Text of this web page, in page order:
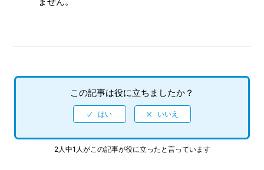
【PS5/龍が如く 極】2周めプレイ時、カラオケの歌名一覧か
ら「オトメタルMy life」が消えています
【PS5/龍が如く 極】DLCなしで、2周め（強くてニューゲー
ム）モードができますか
この記事は役に立ちましたか？
2人中1人がこの記事が役に立ったと言っています